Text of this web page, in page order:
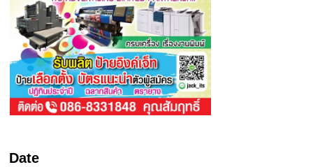
Date